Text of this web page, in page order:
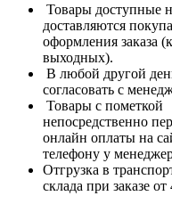
Товары доступные
доставляются
оформления заказа
выходных).
В любой другой
согласовать с
Товары с
непосредственно
онлайн оплаты на
телефону у
Отгрузка в
склада при заказе